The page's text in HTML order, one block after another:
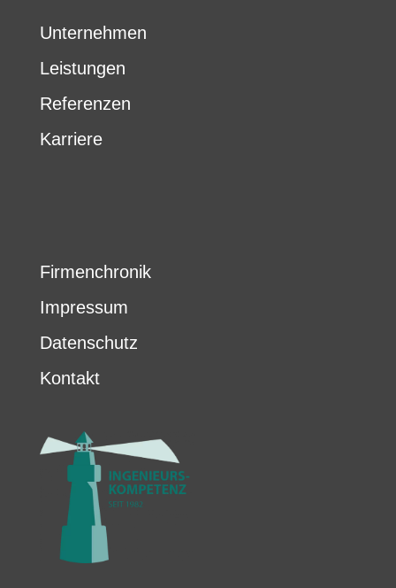
Unternehmen
Leistungen
Referenzen
Karriere
Firmenchronik
Impressum
Datenschutz
Kontakt